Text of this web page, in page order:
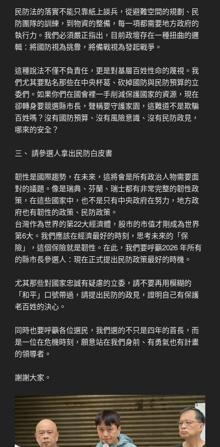
民防法的落實不能只靠紙上談兵，從避難空間的規劃、民
防團隊的訓練，到物資的整備，每一項都需要地方政府的
執行力。我們必須嚴正指出，目前政壇存在一種扭曲的邏
輯：將國防視為挑釁，將備戰視為發起戰爭。
這種說法不僅不負責任，更是對基層百姓性命的蔑視。我
們尤其要點名那些在中央杯葛、砍掉國防與民防預算的立
委們。如果你們在國會裡一手削減保護國家的資源，現在
卻轉身要競選縣市長，聲稱要守護家園，這難道不是欺騙
百姓嗎？沒有國防預算、沒有風險意識、沒有民防政見，
哪來的安全？
三、 請參選人拿出民防白皮書
韌性是國際趨勢，在未來，這將會是所有政治人物需要面
對的議題。像是瑞典、芬蘭、瑞士都有非常完整的韌性政
策，在這些國家中，也不是只有中央政府在努力，地方政
府也有韌性的政策、民防政策。
台灣作為世界的第22大經濟體，股市的市值才剛成為世界
第6大。我們應該在經濟最好的時刻，思考未來的「保
險」，這個保險就是韌性。在此，我們要呼籲2026 年所有
的縣市長參選人：現在正式提出民防政策最好的時機。
尤其那些對國家忠誠有疑慮的立委，請不要再用模糊的
「和平」口號帶過，請提出民防的政見，證明自己有保護
老百姓的決心。
同時也要呼籲各位選民，我們選的不只是四年的首長，而
是一位在危機時刻，願意站在我們身前、有勇氣也有計畫
的領導者。
謝謝大家。